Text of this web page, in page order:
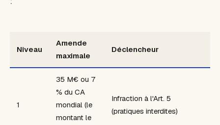
Niveau
Amende
maximale
Déclencheur
1
35 M€ ou 7
% du CA
mondial (le
montant le
Infraction à l'Art. 5
(pratiques interdites)